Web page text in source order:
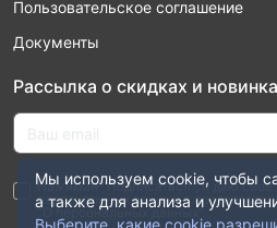
Пользовательское соглашение
Документы
Рассылка о скидках и
Нажимая “Подписаться”, я даю свое
персональных данных в
“О персональных данных”
Мы используем cookie, чтобы
а также для анализа и
Выберите, какие cookie